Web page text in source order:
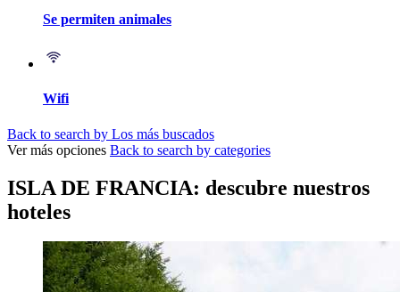
Se permiten animales
Wifi
Back to search by Los más buscados
Ver más opciones Back to search by categories
ISLA DE FRANCIA: descubre nuestros
hoteles